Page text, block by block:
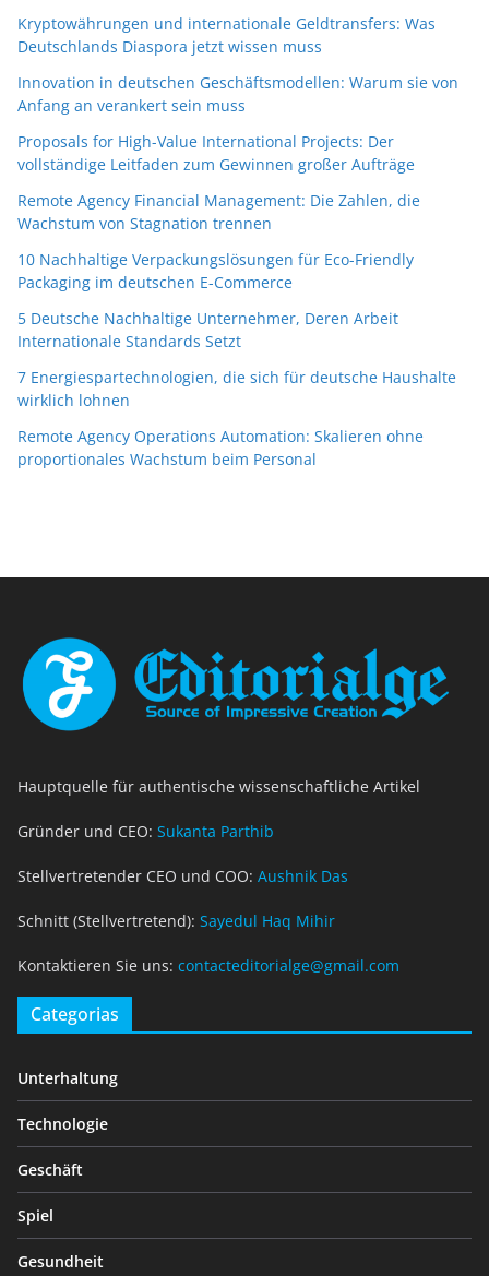
Kryptowährungen und internationale Geldtransfers: Was
Deutschlands Diaspora jetzt wissen muss
Innovation in deutschen Geschäftsmodellen: Warum sie von
Anfang an verankert sein muss
Proposals for High-Value International Projects: Der
vollständige Leitfaden zum Gewinnen großer Aufträge
Remote Agency Financial Management: Die Zahlen, die
Wachstum von Stagnation trennen
10 Nachhaltige Verpackungslösungen für Eco-Friendly
Packaging im deutschen E-Commerce
5 Deutsche Nachhaltige Unternehmer, Deren Arbeit
Internationale Standards Setzt
7 Energiespartechnologien, die sich für deutsche Haushalte
wirklich lohnen
Remote Agency Operations Automation: Skalieren ohne
proportionales Wachstum beim Personal
Hauptquelle für authentische wissenschaftliche Artikel
Gründer und CEO: Sukanta Parthib
Stellvertretender CEO und COO: Aushnik Das
Schnitt (Stellvertretend): Sayedul Haq Mihir
Kontaktieren Sie uns: contacteditorialge@gmail.com
Categorias
Unterhaltung
Technologie
Geschäft
Spiel
Gesundheit